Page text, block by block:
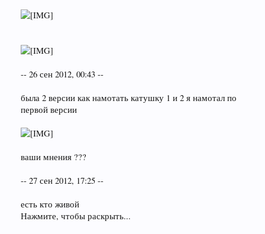
-- 26 сен 2012, 00:43 --
была 2 версии как намотать катушку 1 и 2 я намотал по
первой версии
ваши мнения ???
-- 27 сен 2012, 17:25 --
есть кто живой
Нажмите, чтобы раскрыть...